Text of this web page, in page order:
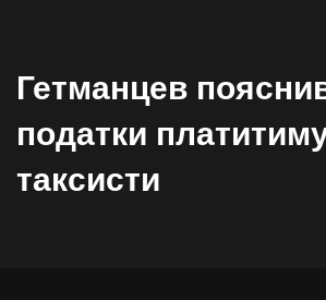
Гетманцев
податки
таксисти